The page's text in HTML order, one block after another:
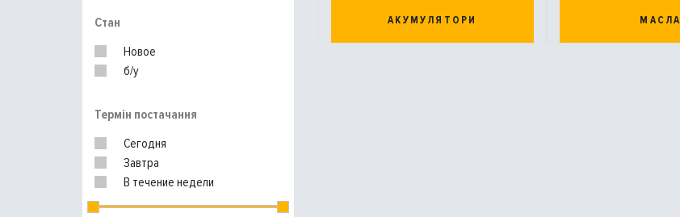
Стан
Новое
б/у
Термін постачання
Сегодня
Завтра
В течение недели
АКУМУЛЯТОРИ МАСЛА